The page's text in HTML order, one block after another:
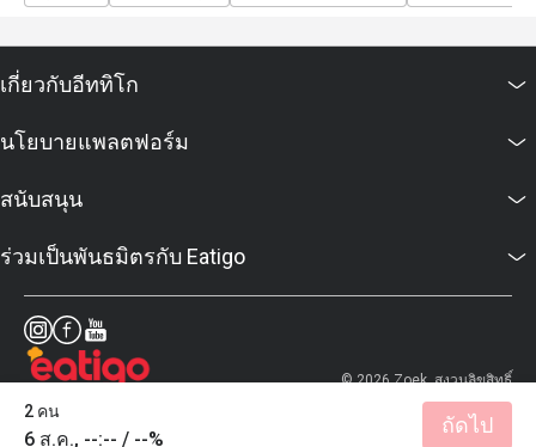
ส่วนลด Eatigo ไม่สามารถใช้ได้ในวันต่อไปนี้:
24 ธันวาคม (วันคริสต์มาสอีฟ)
25 ธันวาคม (วันคริสต์มาส)
พิเศษ โปรโมชั่นเทศกาล งานเลี้ยงไวน์ หรือแคมเปญ
2 คน
6 ส.ค., --:-- / --%
ถัดไป
เกี่ยวกับอีททิโก
นโยบายแพลตฟอร์ม
สนับสนุน
ร่วมเป็นพันธมิตรกับ Eatigo
© 2026 Zoek. สงวนลิขสิทธิ์